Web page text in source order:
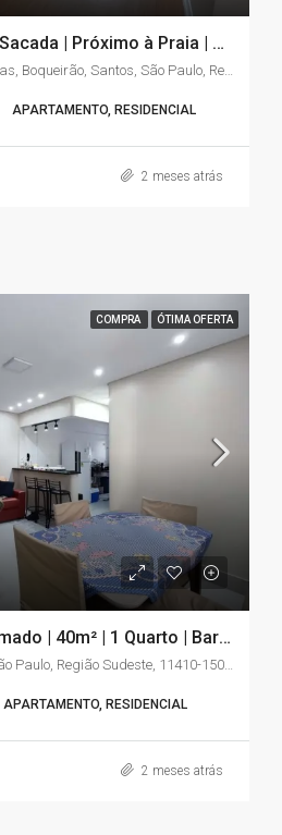
105m² | 3 Quartos | Sacada | Próximo à Praia | Santos/SP | Aceita Financiamento
Avenida Conselheiro Nébias, Boqueirão, Santos, São Paulo, Região Sudeste, 11045-003, Brasil
APARTAMENTO, RESIDENCIAL
2 meses atrás
COMPRA ÓTIMA OFERTA
Apartamento Reformado | 40m² | 1 Quarto | Barra Funda (Pitangueiras) – Guarujá/SP
Pitangueiras, Guarujá, São Paulo, Região Sudeste, 11410-150, Brasil
APARTAMENTO, RESIDENCIAL
2 meses atrás